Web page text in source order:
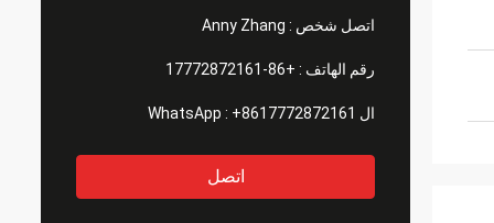
اتصل شخص : Anny Zhang
رقم الهاتف : +86-17772872161
ال WhatsApp : +8617772872161
اتصل